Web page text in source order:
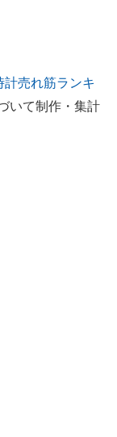
売れ筋ランキ
いて制作・集計